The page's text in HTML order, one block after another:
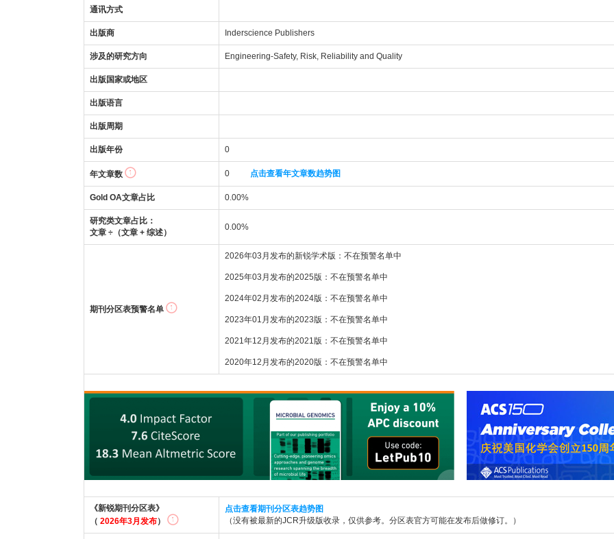
通讯方式
出版商 Inderscience Publishers
涉及的研究方向 Engineering-Safety, Risk, Reliability and Quality
出版国家或地区
出版语言
出版周期
出版年份 0
年文章数 0 点击查看年文章数趋势图
Gold OA文章占比 0.00%
研究类文章占比：
文章 ÷（文章 + 综述）
0.00%
期刊分区表预警名单
2026年03月发布的新锐学术版：不在预警名单中
2025年03月发布的2025版：不在预警名单中
2024年02月发布的2024版：不在预警名单中
2023年01月发布的2023版：不在预警名单中
2021年12月发布的2021版：不在预警名单中
2020年12月发布的2020版：不在预警名单中
《新锐期刊分区表》
（ 2026年3月发布）
点击查看期刊分区表趋势图
（没有被最新的JCR升级版收录，仅供参考。分区表官方可能在发布后做修订。）